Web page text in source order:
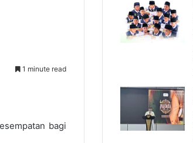
1 minute read
bagi